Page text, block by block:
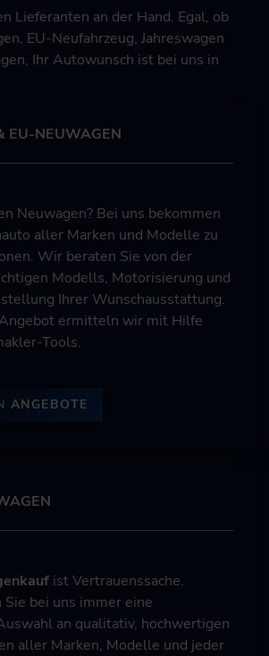
Lieferanten an der Hand. Egal, ob
EU-Neufahrzeug, Jahreswagen
Ihr Autowunsch ist bei uns in
EU-NEUWAGEN
Neuwagen? Bei uns bekommen
aller Marken und Modelle zu
Wir beraten Sie von der
Modells, Motorisierung und
Ihrer Wunschausstattung.
ermitteln wir mit Hilfe
Tools.
ANGEBOTE
ist Vertrauenssache.
bei uns immer eine
an qualitativ, hochwertigen
aller Marken, Modelle und jeder